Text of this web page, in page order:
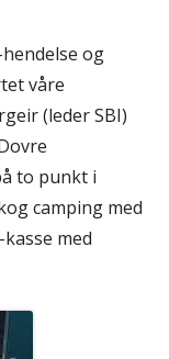
og
våre
(leder SBI)
to punkt i
camping med
med